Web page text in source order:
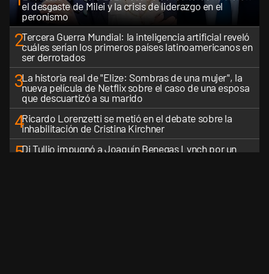
el desgaste de Milei y la crisis de liderazgo en el
peronismo
2Tercera Guerra Mundial: la inteligencia artificial reveló
cuáles serían los primeros países latinoamericanos en
ser derrotados
3La historia real de "Elize: Sombras de una mujer", la
nueva película de Netflix sobre el caso de una esposa
que descuartizó a su marido
4Ricardo Lorenzetti se metió en el debate sobre la
inhabilitación de Cristina Kirchner
5Di Tullio impugnó a Joaquín Benegas Lynch por un